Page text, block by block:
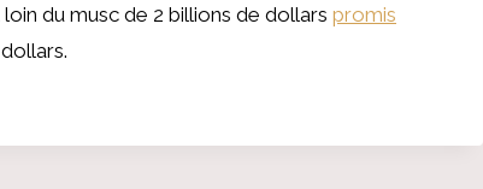
du musc de 2 billions de dollars promis